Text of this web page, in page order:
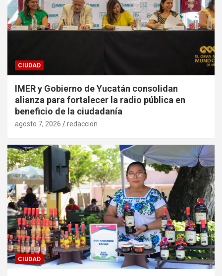
CIUDAD
IMER y Gobierno de Yucatán consolidan
alianza para fortalecer la radio pública en
beneficio de la ciudadanía
agosto 7, 2026 redaccion
CIUDAD